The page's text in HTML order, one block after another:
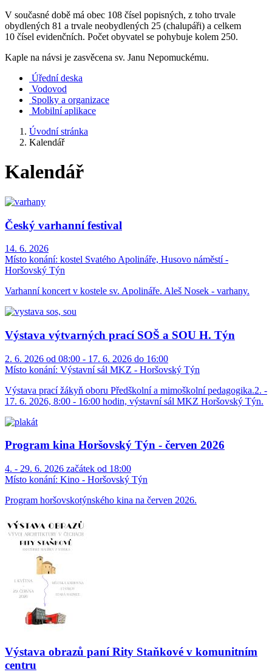
V současné době má obec 108 čísel popisných, z toho trvale
obydlených 81 a trvale neobydlených 25 (chalupáři) a celkem
10 čísel evidenčních. Počet obyvatel se pohybuje kolem 250.
Kaple na návsi je zasvěcena sv. Janu Nepomuckému.
Úřední deska
Vodovod
Spolky a organizace
Mobilní aplikace
Úvodní stránka
Kalendář
Kalendář
Český varhanní festival
14. 6. 2026
Místo konání: kostel Svatého Apolináře, Husovo náměstí -
Horšovský Týn
Varhanní koncert v kostele sv. Apolináře. Aleš Nosek - varhany.
Výstava výtvarných prací SOŠ a SOU H. Týn
2. 6. 2026 od 08:00 - 17. 6. 2026 do 16:00
Místo konání: Výstavní sál MKZ - Horšovský Týn
Výstava prací žákyň oboru Předškolní a mimoškolní pedagogika.2. -
17. 6. 2026, 8:00 - 16:00 hodin, výstavní sál MKZ Horšovský Týn.
Program kina Horšovský Týn - červen 2026
4. - 29. 6. 2026 začátek od 18:00
Místo konání: Kino - Horšovský Týn
Program horšovskotýnského kina na červen 2026.
Výstava obrazů paní Rity Staňkové v komunitním
centru